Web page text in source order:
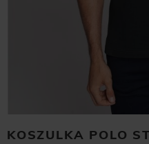
KOSZULKA POLO